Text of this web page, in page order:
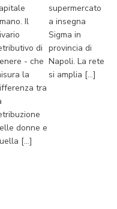
Il
di
- che
la
tra
donne e
[…]
supermercato
a insegna
Sigma in
provincia di
Napoli. La rete
si amplia […]